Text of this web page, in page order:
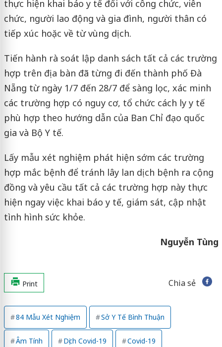
thực hiện khai báo y tế đối với công chức, viên
chức, người lao động và gia đình, người thân có
tiếp xúc hoặc về từ vùng dịch.
Tiến hành rà soát lập danh sách tất cả các trường
hợp trên địa bàn đã từng đi đến thành phố Đà
Nẵng từ ngày 1/7 đến 28/7 để sàng lọc, xác minh
các trường hợp có nguy cơ, tổ chức cách ly y tế
phù hợp theo hướng dẫn của Ban Chỉ đạo quốc
gia và Bộ Y tế.
Lấy mẫu xét nghiệm phát hiện sớm các trường
hợp mắc bệnh để tránh lây lan dịch bệnh ra cộng
đồng và yêu cầu tất cả các trường hợp này thực
hiện ngay việc khai báo y tế, giám sát, cập nhật
tình hình sức khỏe.
Nguyễn Tùng
Print Chia sẻ
84 Mẫu Xét Nghiệm Sở Y Tế Bình Thuận
Âm Tính Dịch Covid-19 Covid-19